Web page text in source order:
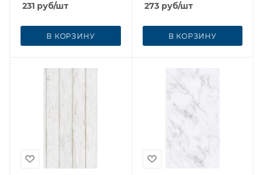
231 руб/шт
В КОРЗИНУ
273руб/шт
В КОРЗИНУ